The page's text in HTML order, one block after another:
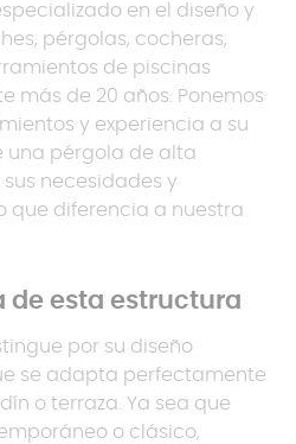
en el diseño y
pérgolas, cocheras,
de piscinas
más de 20 años. Ponemos
y experiencia a su
una pérgola de alta
necesidades y
que diferencia a nuestra
de esta estructura
por su diseño
se adapta perfectamente
o terraza. Ya sea que
o clásico,